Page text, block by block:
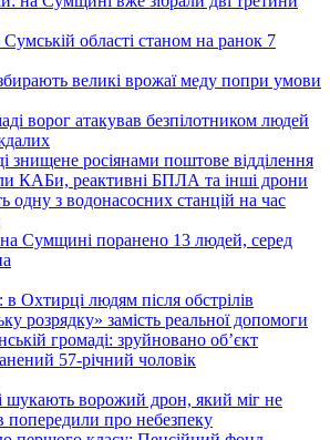
Сумській області станом на ранок 7
великі врожаї меду попри умови
ворог атакував безпілотником людей
знищене росіянами поштове відділення
КАБи, реактивні БПЛА та інші дрони
з водонасосних станцій на час
на Сумщині поранено 13 людей, серед
в Охтирці людям після обстрілів
розрядку» замість реальної допомоги
громаді: зруйновано об’єкт
57-річний чоловік
шукають ворожий дрон, який міг не
попередили про небезпеку